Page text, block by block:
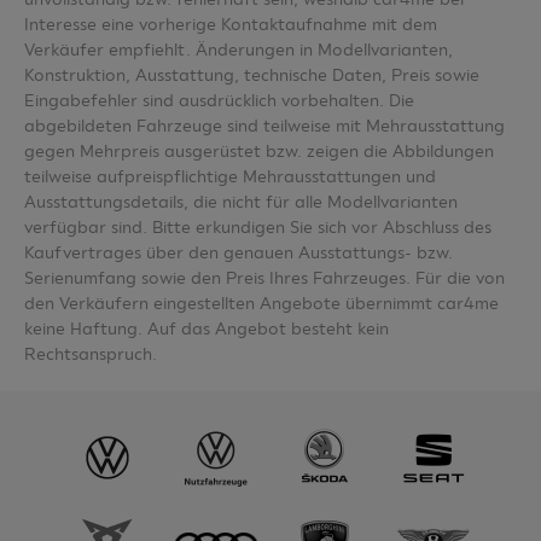
Interesse eine vorherige Kontaktaufnahme mit dem
Verkäufer empfiehlt. Änderungen in Modellvarianten,
Konstruktion, Ausstattung, technische Daten, Preis sowie
Eingabefehler sind ausdrücklich vorbehalten. Die
abgebildeten Fahrzeuge sind teilweise mit Mehrausstattung
gegen Mehrpreis ausgerüstet bzw. zeigen die Abbildungen
teilweise aufpreispflichtige Mehrausstattungen und
Ausstattungsdetails, die nicht für alle Modellvarianten
verfügbar sind. Bitte erkundigen Sie sich vor Abschluss des
Kaufvertrages über den genauen Ausstattungs- bzw.
Serienumfang sowie den Preis Ihres Fahrzeuges. Für die von
den Verkäufern eingestellten Angebote übernimmt car4me
keine Haftung. Auf das Angebot besteht kein
Rechtsanspruch.